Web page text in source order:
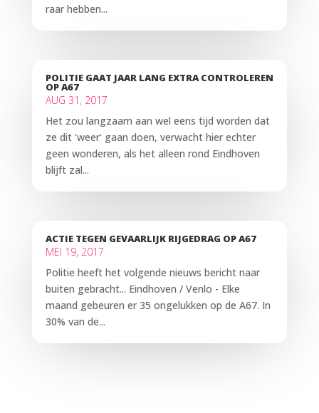
raar hebben...
POLITIE GAAT JAAR LANG EXTRA CONTROLEREN
OP A67
AUG 31, 2017
Het zou langzaam aan wel eens tijd worden dat
ze dit 'weer' gaan doen, verwacht hier echter
geen wonderen, als het alleen rond Eindhoven
blijft zal...
ACTIE TEGEN GEVAARLIJK RIJGEDRAG OP A67
MEI 19, 2017
Politie heeft het volgende nieuws bericht naar
buiten gebracht... Eindhoven / Venlo - Elke
maand gebeuren er 35 ongelukken op de A67. In
30% van de...